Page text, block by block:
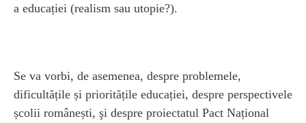
a educației (realism sau utopie?).
Se va vorbi, de asemenea, despre problemele,
dificultățile și prioritățile educației, despre perspectivele
școlii românești, şi despre proiectatul Pact Național